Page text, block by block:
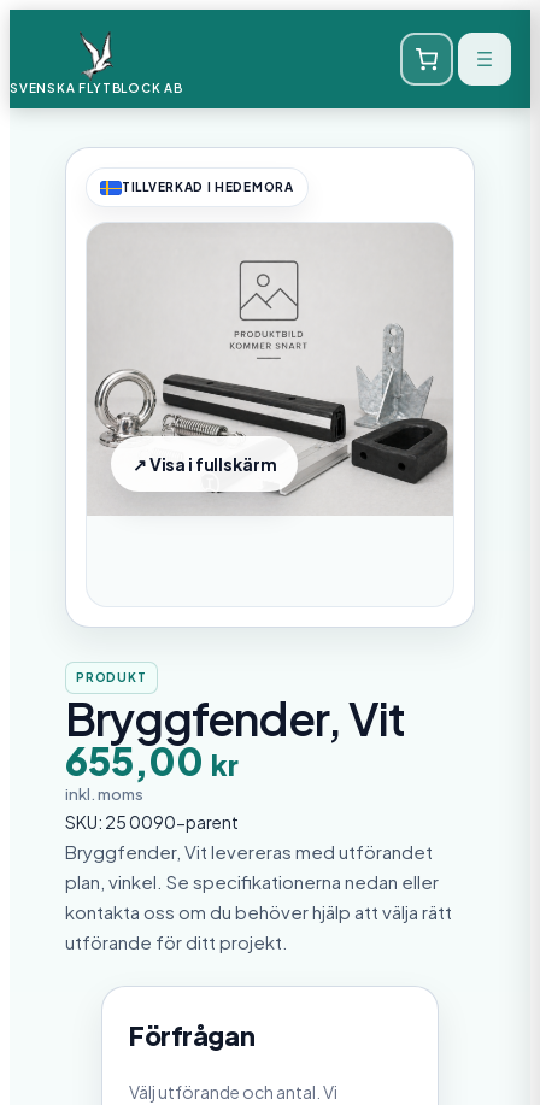
SVENSKA FLYTBLOCK AB
TILLVERKAD I HEDEMORA
PRODUKT
Bryggfender, Vit
655,00 kr
inkl. moms
SKU: 25 0090-parent
Bryggfender, Vit levereras med utförandet
plan, vinkel. Se specifikationerna nedan eller
kontakta oss om du behöver hjälp att välja rätt
utförande för ditt projekt.
Förfrågan
Välj utförande och antal. Vi